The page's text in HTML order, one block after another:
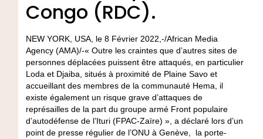
Congo (RDC).
NEW YORK, USA, le 8 Février 2022,-/African Media
Agency (AMA)/-« Outre les craintes que d’autres sites de
personnes déplacées puissent être attaqués, en particulier
Loda et Djaiba, situés à proximité de Plaine Savo et
accueillant des membres de la communauté Hema, il
existe également un risque grave d’attaques de
représailles de la part du groupe armé Front populaire
d’autodéfense de l’Ituri (FPAC-Zaïre) », a déclaré lors d’un
point de presse régulier de l’ONU à Genève, la porte-